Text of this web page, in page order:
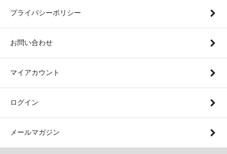
プライバシーポリシー
お問い合わせ
マイアカウント
ログイン
メールマガジン